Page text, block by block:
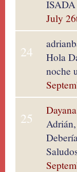
July
24
Hola
noche
25
Adrián,